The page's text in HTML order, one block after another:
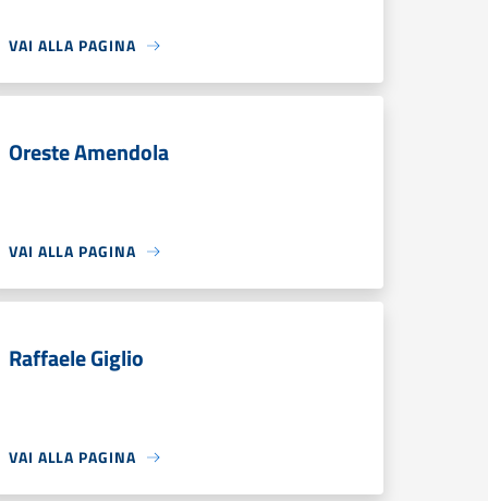
VAI ALLA PAGINA
Oreste Amendola
VAI ALLA PAGINA
Raffaele Giglio
VAI ALLA PAGINA